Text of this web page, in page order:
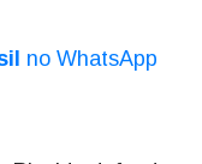
no WhatsApp